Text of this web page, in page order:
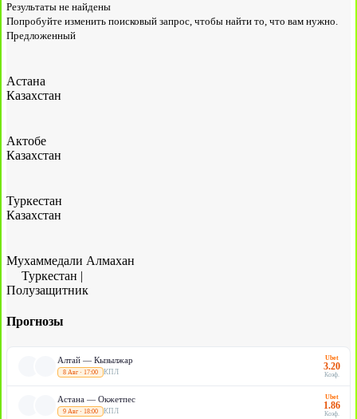
Результаты не найдены
Попробуйте изменить поисковый запрос, чтобы найти то, что вам нужно.
Предложенный
Астана
Казахстан
Актобе
Казахстан
Туркестан
Казахстан
Мухаммедали Алмахан
Туркестан |
Полузащитник
Прогнозы
Алтай — Кызылжар
8 Авг · 17:00 КПЛ
Ubet
3.20
Коэф.
Астана — Окжетпес
9 Авг · 18:00 КПЛ
Ubet
1.86
Коэф.